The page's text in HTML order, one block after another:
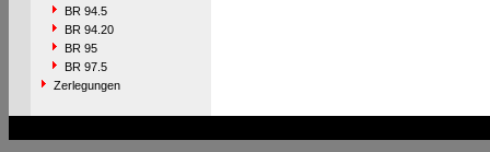
BR 94.5
BR 94.20
BR 95
BR 97.5
Zerlegungen